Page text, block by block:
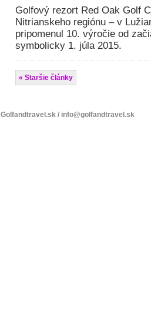
Golfový rezort Red Oak Golf
Nitrianskeho regiónu – v
pripomenul 10. výročie od
symbolicky 1. júla 2015.
« Staršie články
Golfandtravel.sk / info@golfandtravel.sk